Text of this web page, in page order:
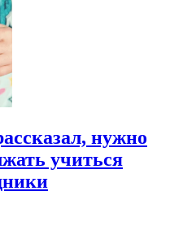
нужно
учиться